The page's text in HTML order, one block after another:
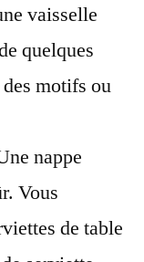
vaisselle
quelques
motifs ou
nappe
Vous
de table